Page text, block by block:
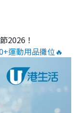
2026！
運動用品攤位🔥